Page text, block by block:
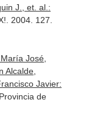
J., et. al.:
2004. 127.
José,
Alcalde,
Javier:
de